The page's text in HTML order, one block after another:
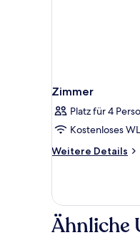
Zimmer
Platz für 4
Kostenloses
Weitere Details
Weitere
Ähnliche